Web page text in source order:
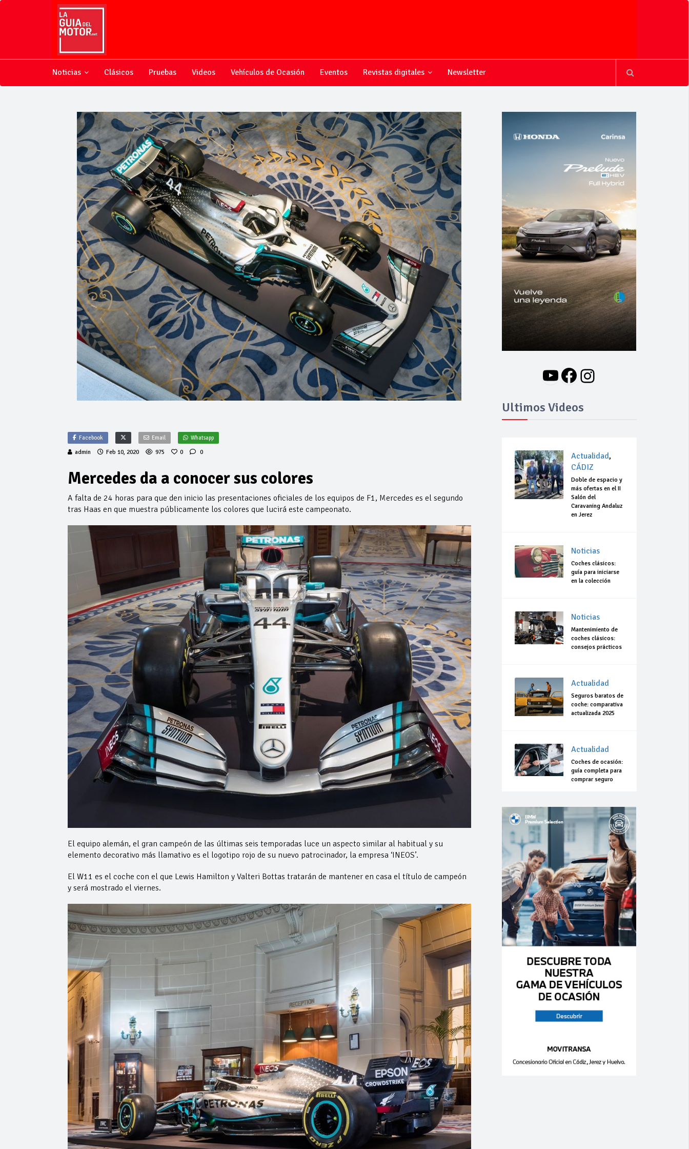
Noticias Clásicos Pruebas Videos Vehículos de Ocasión Eventos Revistas digitales Newsletter
Facebook Email Whatsapp
admin Feb 10, 2020 975 0 0
Mercedes da a conocer sus colores
A falta de 24 horas para que den inicio las presentaciones oficiales de los equipos de F1, Mercedes es el segundo
tras Haas en que muestra públicamente los colores que lucirá este campeonato.
El equipo alemán, el gran campeón de las últimas seis temporadas luce un aspecto similar al habitual y su
elemento decorativo más llamativo es el logotipo rojo de su nuevo patrocinador, la empresa ‘INEOS’.
El W11 es el coche con el que Lewis Hamilton y Valteri Bottas tratarán de mantener en casa el título de campeón
y será mostrado el viernes.
YouTube
Facebook
Instagram
Ultimos Videos
Actualidad,
CÁDIZ
Doble de espacio y
más ofertas en el II
Salón del
Caravaning Andaluz
en Jerez
Noticias
Coches clásicos:
guía para iniciarse
en la colección
Noticias
Mantenimiento de
coches clásicos:
consejos prácticos
Actualidad
Seguros baratos de
coche: comparativa
actualizada 2025
Actualidad
Coches de ocasión:
guía completa para
comprar seguro